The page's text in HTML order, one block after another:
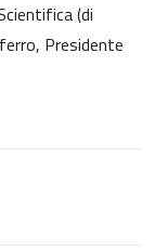
(di
Presidente